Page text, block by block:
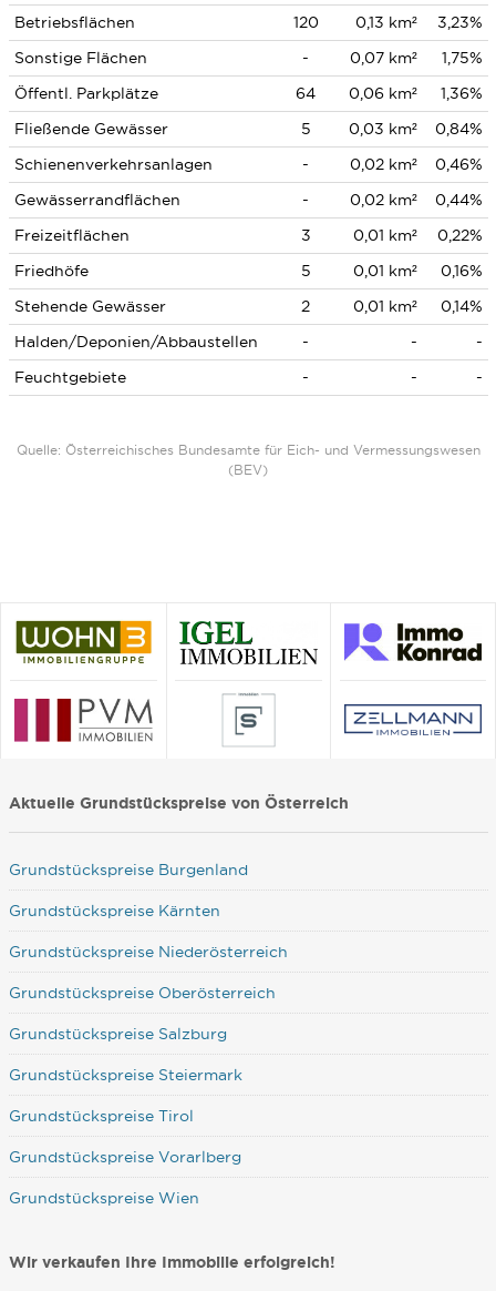
Betriebsflächen 120 0,13 km²
3,23%
Sonstige Flächen
- 0,07 km²
1,75%
Öffentl. Parkplätze
64 0,06 km²
1,36%
Fließende Gewässer
5 0,03 km²
0,84%
Schienenverkehrsanlagen
- 0,02 km²
0,46%
Gewässerrandflächen
- 0,02 km²
0,44%
Freizeitflächen
3 0,01 km²
0,22%
Friedhöfe
5 0,01 km²
0,16%
Stehende Gewässer
2 0,01 km²
0,14%
Halden/Deponien/Abbaustellen
- -
-
Feuchtgebiete
- - -
Quelle: Österreichisches Bundesamte für Eich- und Vermessungswesen
(BEV)
Aktuelle Grundstückspreise von Österreich
Grundstückspreise Burgenland
Grundstückspreise Kärnten
Grundstückspreise Niederösterreich
Grundstückspreise Oberösterreich
Grundstückspreise Salzburg
Grundstückspreise Steiermark
Grundstückspreise Tirol
Grundstückspreise Vorarlberg
Grundstückspreise Wien
Wir verkaufen Ihre Immobilie erfolgreich!